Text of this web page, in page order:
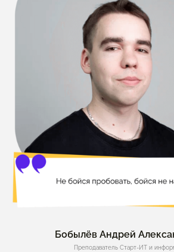
Бобылёв Андрей
Преподаватель Старт-ИТ и